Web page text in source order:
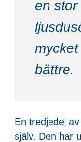
en stor
bättre.
En tredjedel
själv. Den har